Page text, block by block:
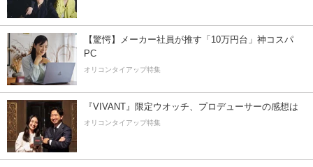
【驚愕】メーカー社員が推す「10万円台」神コスパ
PC
オリコンタイアップ特集
『VIVANT』限定ウオッチ、プロデューサーの感想は
オリコンタイアップ特集